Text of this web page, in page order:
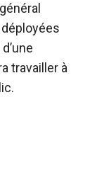
travailler à